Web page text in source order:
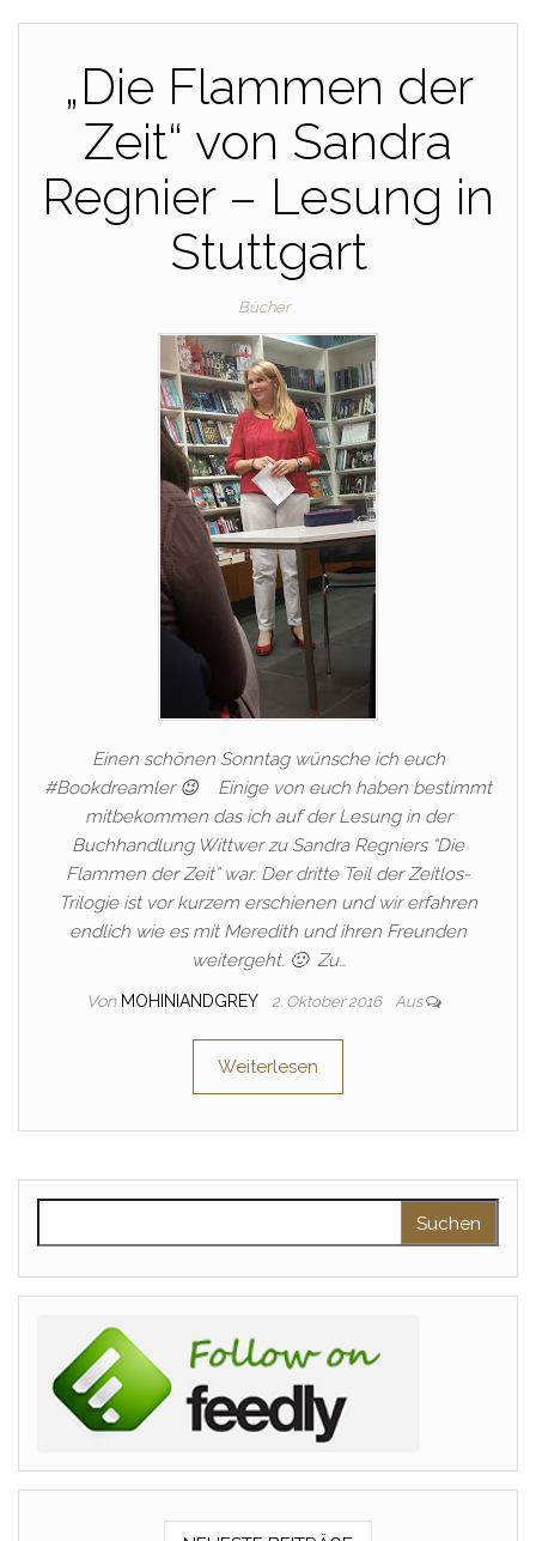
„Die Flammen der
Zeit“ von Sandra
Regnier – Lesung in
Stuttgart
Bücher
Einen schönen Sonntag wünsche ich euch
#Bookdreamler 😉 Einige von euch haben bestimmt
mitbekommen das ich auf der Lesung in der
Buchhandlung Wittwer zu Sandra Regniers “Die
Flammen der Zeit” war. Der dritte Teil der Zeitlos-
Trilogie ist vor kurzem erschienen und wir erfahren
endlich wie es mit Meredith und ihren Freunden
weitergeht. 🙂 Zu…
Von MOHINIANDGREY 2. Oktober 2016 Aus
Weiterlesen